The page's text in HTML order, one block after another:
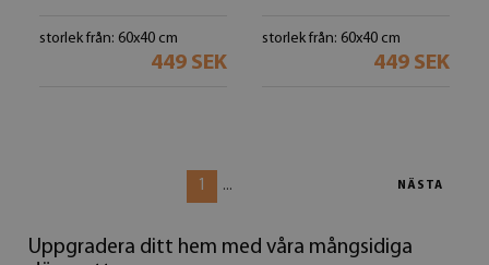
storlek från: 60x40 cm
449 SEK
storlek från: 60x40 cm
449 SEK
1 ... NÄSTA
Uppgradera ditt hem med våra mångsidiga